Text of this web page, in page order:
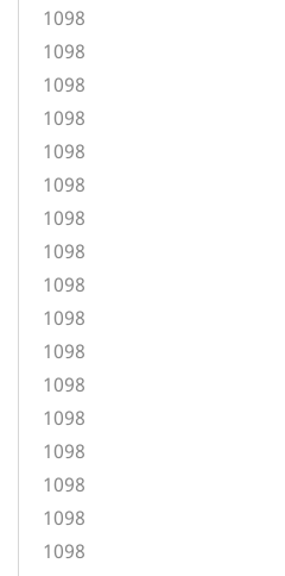
1098
1098
1098
1098
1098
1098
1098
1098
1098
1098
1098
1098
1098
1098
1098
1098
1098